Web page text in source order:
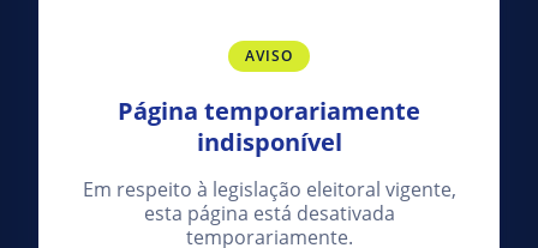
AVISO
Página temporariamente
indisponível
Em respeito à legislação eleitoral vigente,
esta página está desativada
temporariamente.